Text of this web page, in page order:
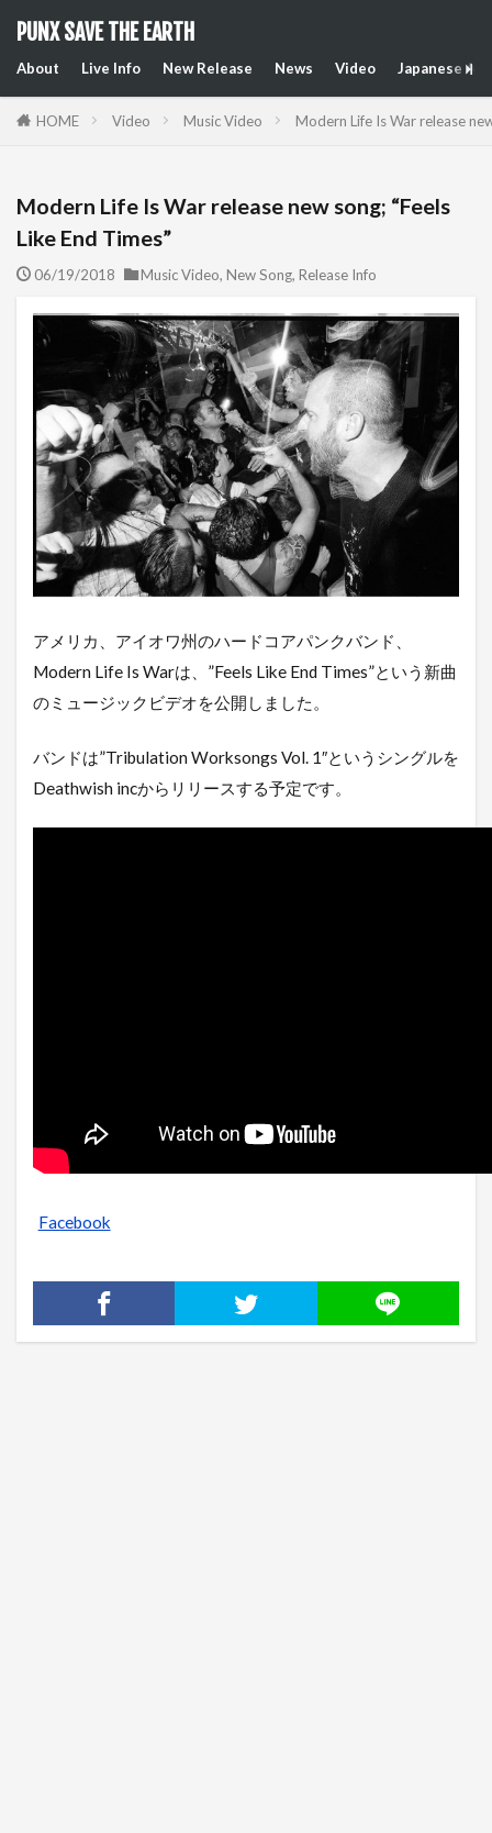
PUNX SAVE THE EARTH
About Live Info New Release News Video Japanese
HOME Video Music Video Modern Life Is War release
Modern Life Is War release new song; “Feels
Like End Times”
06/19/2018 Music Video, New Song, Release Info
アメリカ、アイオワ州のハードコアパンクバンド、
Modern Life Is Warは、”Feels Like End Times”という新曲
のミュージックビデオを公開しました。
バンドは”Tribulation Worksongs Vol. 1″というシングルを
Deathwish incからリリースする予定です。
Facebook